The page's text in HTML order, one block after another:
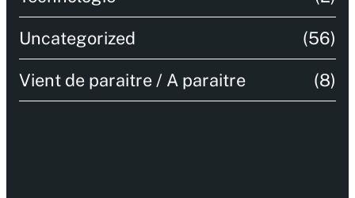
Uncategorized (56)
Vient de paraitre / A paraitre (8)